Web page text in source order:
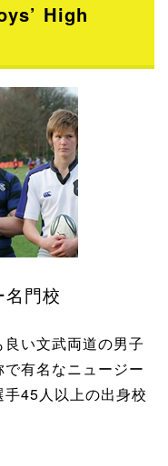
High
名門校
い文武両道の男子
有名なニュージー
45人以上の出身校